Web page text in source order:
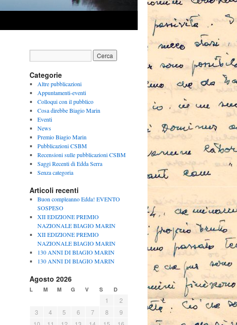
Categorie
Altre pubblicazioni
Appuntamenti-eventi
Colloqui con il pubblico
Cosa direbbe Biagio Marin
Eventi
News
Premio Biagio Marin
Pubblicazioni CSBM
Recensioni sulle pubblicazioni CSBM
Saggi Recenti di Edda Serra
Senza categoria
Articoli recenti
Buon compleanno Edda! EVENTO
SOSPESO
XII EDIZIONE PREMIO
NAZIONALE BIAGIO MARIN
XII EDIZIONE PREMIO
NAZIONALE BIAGIO MARIN
130 ANNI DI BIAGIO MARIN
130 ANNI DI BIAGIO MARIN
Agosto 2026
L M M G V S D
1
2
3
4 5 6 7 8
9